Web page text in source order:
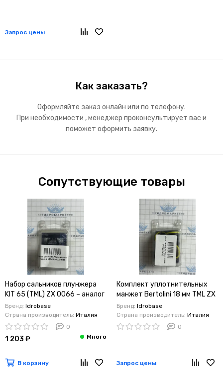
Запрос цены
Как заказать?
Оформляйте заказ онлайн или по телефону.
При необходимости , менеджер проконсультирует вас и
поможет оформить заявку.
Сопутствующие товары
Набор сальников плунжера
KIT 65 (TML) ZX 0066 – аналог
Bertolini от Idrobase
Бренд: Idrobase
Страна производитель: Италия
0
1 203 ₽
В корзину
Комплект уплотнительных
манжет Bertolini 18 мм TML ZX
1793 (KIT 76) – оригинальный
ремкомплект
Бренд: Idrobase
Страна производитель: Италия
0
Запрос цены